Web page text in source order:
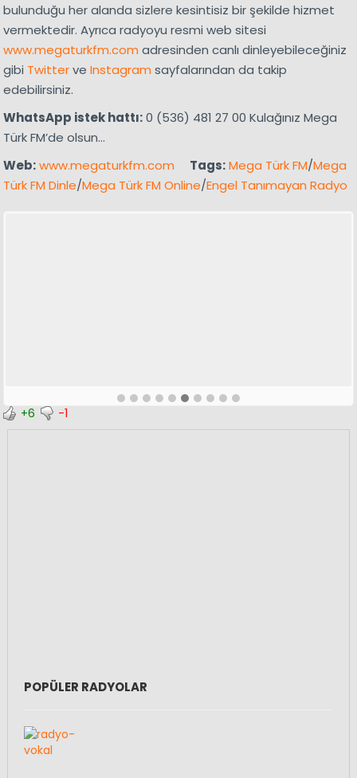
bulunduğu her alanda sizlere kesintisiz bir şekilde hizmet
vermektedir. Ayrıca radyoyu resmi web sitesi
www.megaturkfm.com adresinden canlı dinleyebileceğiniz
gibi Twitterve Instagram sayfalarından da takip
edebilirsiniz.
WhatsApp istek hattı:0 (536) 481 27 00 Kulağınız Mega
Türk FM’de olsun…
Web:www.megaturkfm.com Tags:Mega Türk FM/Mega
Türk FM Dinle/Mega Türk FM Online/Engel Tanımayan Radyo
+6 -1
POPÜLER RADYOLAR